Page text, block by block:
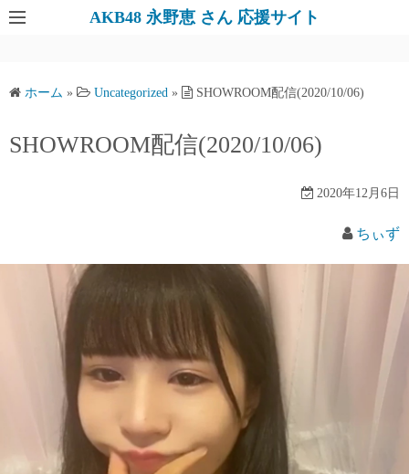
AKB48 永野恵 さん 応援サイト
ホーム » Uncategorized » SHOWROOM配信(2020/10/06)
SHOWROOM配信(2020/10/06)
2020年12月6日
ちぃず